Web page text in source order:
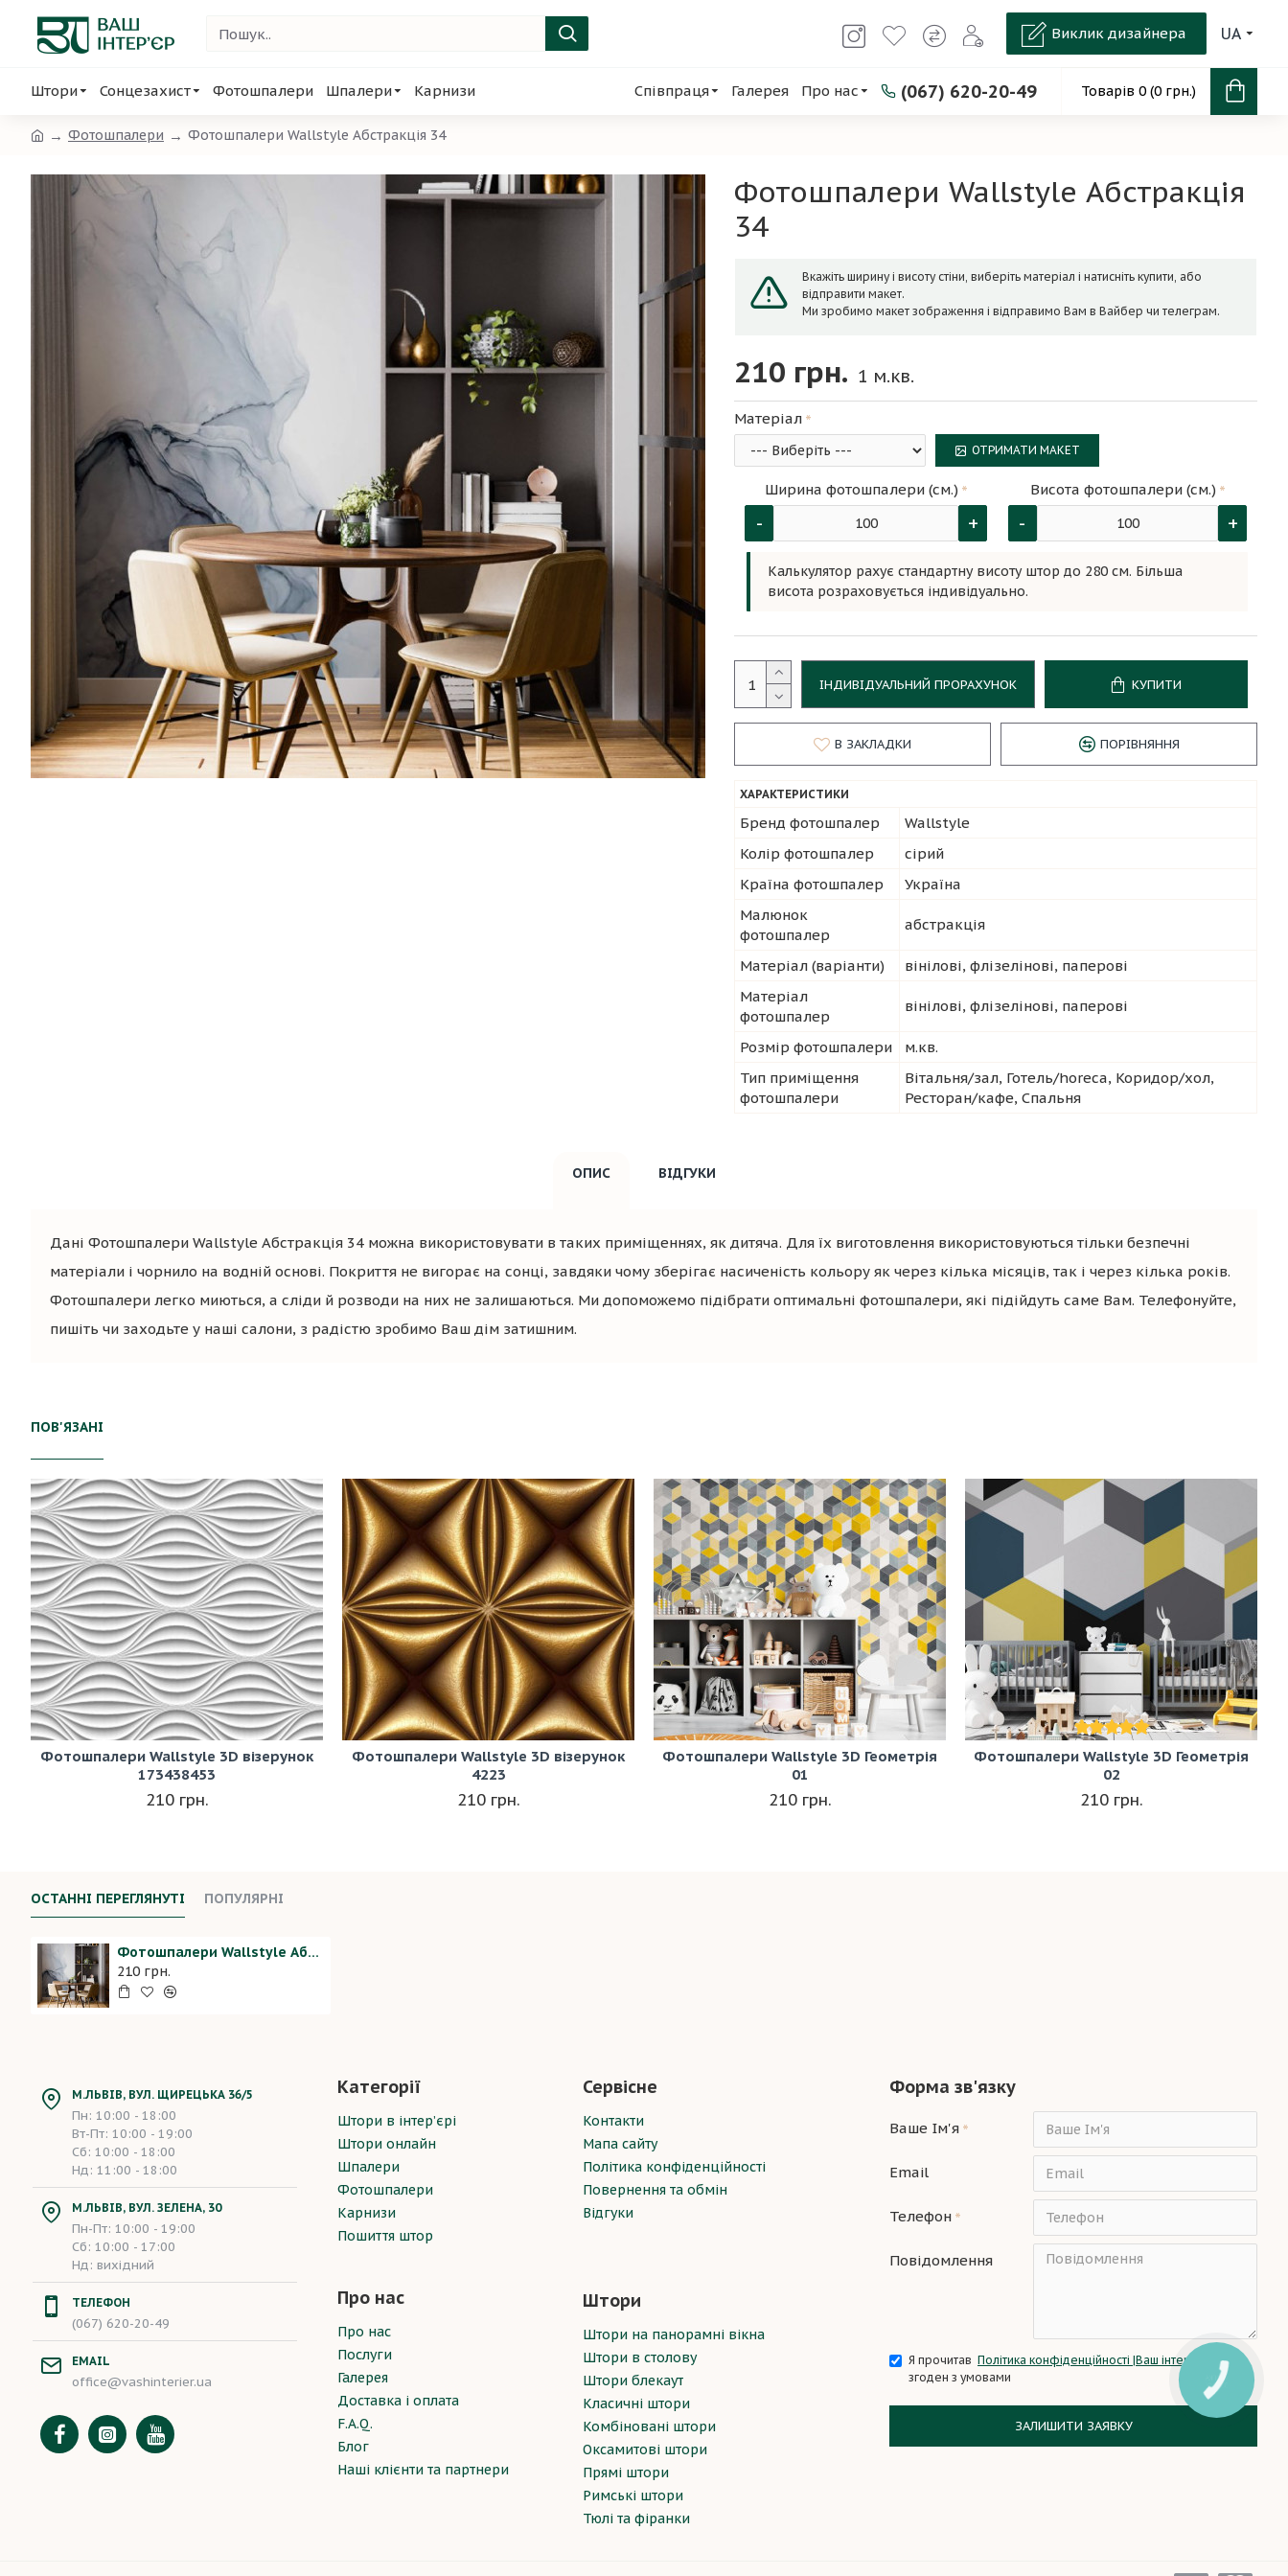
UA
Виклик дизайнера
Штори Сонцезахист Фотошпалери Шпалери Карнизи Співпраця Галерея Про нас (067) 620-20-49 Товарів 0 (0 грн.)
Фотошпалери Фотошпалери Wallstyle Абстракція 34
Фотошпалери Wallstyle Абстракція
34
210 грн. 1 м.кв.
Матеріал
ОТРИМАТИ МАКЕТ
Ширина фотошпалери (см.)
- +
Висота фотошпалери (см.)
- +
Калькулятор рахує стандартну висоту штор до 280 см. Більша
висота розраховується індивідуально.
ІНДИВІДУАЛЬНИЙ ПРОРАХУНОК КУПИТИ
В ЗАКЛАДКИ ПОРІВНЯННЯ
Вкажіть ширину і висоту стіни, виберіть матеріал і натисніть купити, або
відправити макет.
Ми зробимо макет зображення і відправимо Вам в Вайбер чи телеграм.
ХАРАКТЕРИСТИКИ
Бренд фотошпалер
Wallstyle
Колір фотошпалер
сірий
Країна фотошпалер
Україна
Малюнок
фотошпалер
абстракція
Матеріал (варіанти)
вінілові, флізелінові, паперові
Матеріал
фотошпалер
вінілові, флізелінові, паперові
Розмір фотошпалери
м.кв.
Тип приміщення
фотошпалери
Вітальня/зал, Готель/horeca, Коридор/хол,
Ресторан/кафе, Спальня
ОПИС ВІДГУКИ
Дані Фотошпалери Wallstyle Абстракція 34 можна використовувати в таких приміщеннях, як дитяча. Для їх виготовлення використовуються тільки безпечні
матеріали і чорнило на водній основі. Покриття не вигорає на сонці, завдяки чому зберігає насиченість кольору як через кілька місяців, так і через кілька років.
Фотошпалери легко миються, а сліди й розводи на них не залишаються. Ми допоможемо підібрати оптимальні фотошпалери, які підійдуть саме Вам. Телефонуйте,
пишіть чи заходьте у наші салони, з радістю зробимо Ваш дім затишним.
ПОВ'ЯЗАНІ
Фотошпалери Wallstyle 3D візерунок
173438453
210 грн.
Фотошпалери Wallstyle 3D візерунок
4223
210 грн.
Фотошпалери Wallstyle 3D Геометрія
01
210 грн.
Фотошпалери Wallstyle 3D Геометрія
02
210 грн.
ОСТАННІ ПЕРЕГЛЯНУТІ ПОПУЛЯРНІ
Фотошпалери Wallstyle Абстракція 34
210 грн.
М.ЛЬВІВ, ВУЛ. ЩИРЕЦЬКА 36/5
Пн: 10:00 - 18:00
Вт-Пт: 10:00 - 19:00
Сб: 10:00 - 18:00
Нд: 11:00 - 18:00
М.ЛЬВІВ, ВУЛ. ЗЕЛЕНА, 30
Пн-Пт: 10:00 - 19:00
Сб: 10:00 - 17:00
Нд: вихідний
ТЕЛЕФОН
(067) 620-20-49
EMAIL
office@vashinterier.ua
Категорії
Штори в інтер’єрі
Штори онлайн
Шпалери
Фотошпалери
Карнизи
Пошиття штор
Про нас
Про нас
Послуги
Галерея
Доставка і оплата
F.A.Q.
Блог
Наші клієнти та партнери
Сервісне
Контакти
Мапа сайту
Політика конфіденційності
Повернення та обмін
Відгуки
Штори
Штори на панорамні вікна
Штори в столову
Штори блекаут
Класичні штори
Комбіновані штори
Оксамитові штори
Прямі штори
Римські штори
Тюлі та фіранки
Форма зв'язку
Ваше Ім'я
Email
Телефон
Повідомлення
Я прочитав Політика конфіденційності |Ваш інтер’єр
згоден з умовами
ЗАЛИШИТИ ЗАЯВКУ